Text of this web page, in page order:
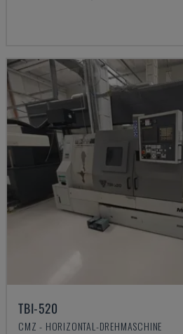
TBI-520
CMZ - HORIZONTAL-DREHMASCHINE